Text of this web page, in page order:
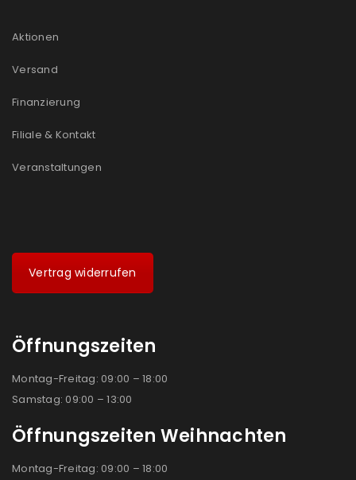
Aktionen
Versand
Finanzierung
Filiale & Kontakt
Veranstaltungen
Vertrag widerrufen
Öffnungszeiten
Montag-Freitag: 09:00 – 18:00
Samstag: 09:00 – 13:00
Öffnungszeiten Weihnachten
Montag-Freitag: 09:00 – 18:00